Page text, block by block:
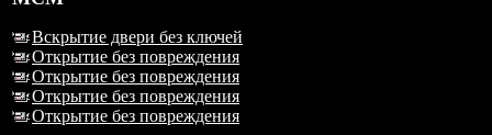
Вскрытие двери без ключей
Открытие без повреждения
Открытие без повреждения
Открытие без повреждения
Открытие без повреждения